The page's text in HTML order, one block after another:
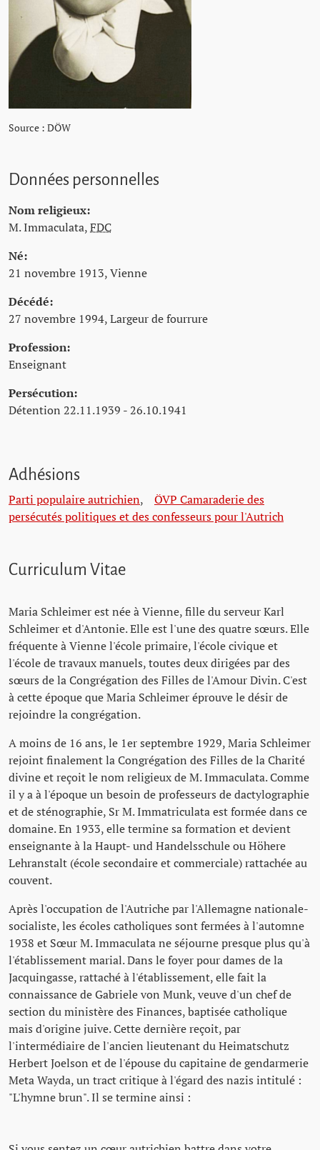
Source : DÖW
Données personnelles
Nom religieux:
M. Immaculata,FDC
Né:
21 novembre 1913, Vienne
Décédé:
27 novembre 1994, Largeur de fourrure
Profession:
Enseignant
Persécution:
Détention 22.11.1939 - 26.10.1941
Adhésions
Parti populaire autrichien, ÖVP Camaraderie des
persécutés politiques et des confesseurs pour l'Autrich
Curriculum Vitae
Maria Schleimer est née à Vienne, fille du serveur Karl
Schleimer et d'Antonie. Elle est l'une des quatre sœurs. Elle
fréquente à Vienne l'école primaire, l'école civique et
l'école de travaux manuels, toutes deux dirigées par des
sœurs de la Congrégation des Filles de l'Amour Divin. C'est
à cette époque que Maria Schleimer éprouve le désir de
rejoindre la congrégation.
A moins de 16 ans, le 1er septembre 1929, Maria Schleimer
rejoint finalement la Congrégation des Filles de la Charité
divine et reçoit le nom religieux de M. Immaculata. Comme
il y a à l'époque un besoin de professeurs de dactylographie
et de sténographie, Sr M. Immatriculata est formée dans ce
domaine. En 1933, elle termine sa formation et devient
enseignante à la Haupt- und Handelsschule ou Höhere
Lehranstalt (école secondaire et commerciale) rattachée au
couvent.
Après l'occupation de l'Autriche par l'Allemagne nationale-
socialiste, les écoles catholiques sont fermées à l'automne
1938 et Sœur M. Immaculata ne séjourne presque plus qu'à
l'établissement marial. Dans le foyer pour dames de la
Jacquingasse, rattaché à l'établissement, elle fait la
connaissance de Gabriele von Munk, veuve d'un chef de
section du ministère des Finances, baptisée catholique
mais d'origine juive. Cette dernière reçoit, par
l'intermédiaire de l'ancien lieutenant du Heimatschutz
Herbert Joelson et de l'épouse du capitaine de gendarmerie
Meta Wayda, un tract critique à l'égard des nazis intitulé :
"L'hymne brun". Il se termine ainsi :